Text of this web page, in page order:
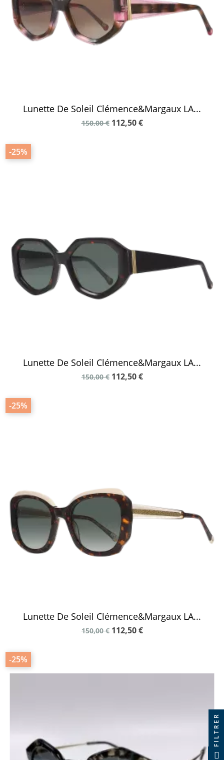
Lunette De Soleil Clémence&Margaux LA...
150,00 € 112,50 €
-25%
Lunette De Soleil Clémence&Margaux LA...
150,00 € 112,50 €
-25%
Lunette De Soleil Clémence&Margaux LA...
150,00 € 112,50 €
-25%
FILTRER